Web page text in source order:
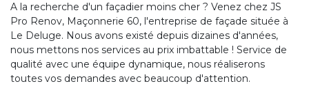
A la recherche d'un façadier moins cher ? Venez chez JS
Pro Renov, Maçonnerie 60, l'entreprise de façade située à
Le Deluge. Nous avons existé depuis dizaines d'années,
nous mettons nos services au prix imbattable ! Service de
qualité avec une équipe dynamique, nous réaliserons
toutes vos demandes avec beaucoup d'attention.